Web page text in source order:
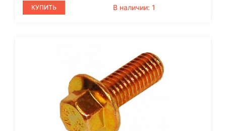
КУПИТЬ В наличии: 1